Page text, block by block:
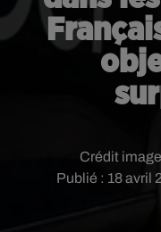
Publié : 18 avril
Crédit